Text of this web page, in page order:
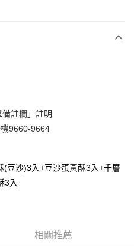
用戶可立即使用無須另外申請。
依後續交易確認頁面所載為準。
或遇審核未通過，訂單將自動取
註欄」註明
9660-9664
豆沙)3入+豆沙蛋黃酥3入+千層
3入
相關推薦